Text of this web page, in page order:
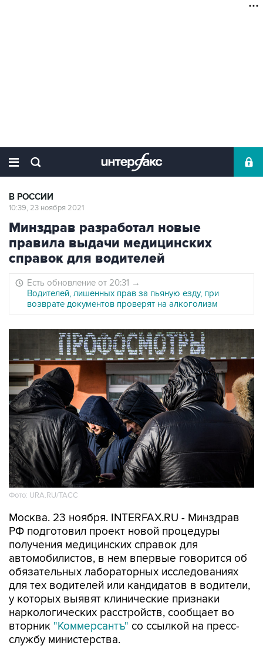
В РОССИИ
10:39, 23 ноября 2021
Минздрав разработал новые
правила выдачи медицинских
справок для водителей
Есть обновление от 20:31 →
Водителей, лишенных прав за пьяную езду, при
возврате документов проверят на алкоголизм
Фото: URA.RU/ТАСС
Москва. 23 ноября. INTERFAX.RU - Минздрав
РФ подготовил проект новой процедуры
получения медицинских справок для
автомобилистов, в нем впервые говорится об
обязательных лабораторных исследованиях
для тех водителей или кандидатов в водители,
у которых выявят клинические признаки
наркологических расстройств, сообщает во
вторник "Коммерсантъ" со ссылкой на пресс-
службу министерства.